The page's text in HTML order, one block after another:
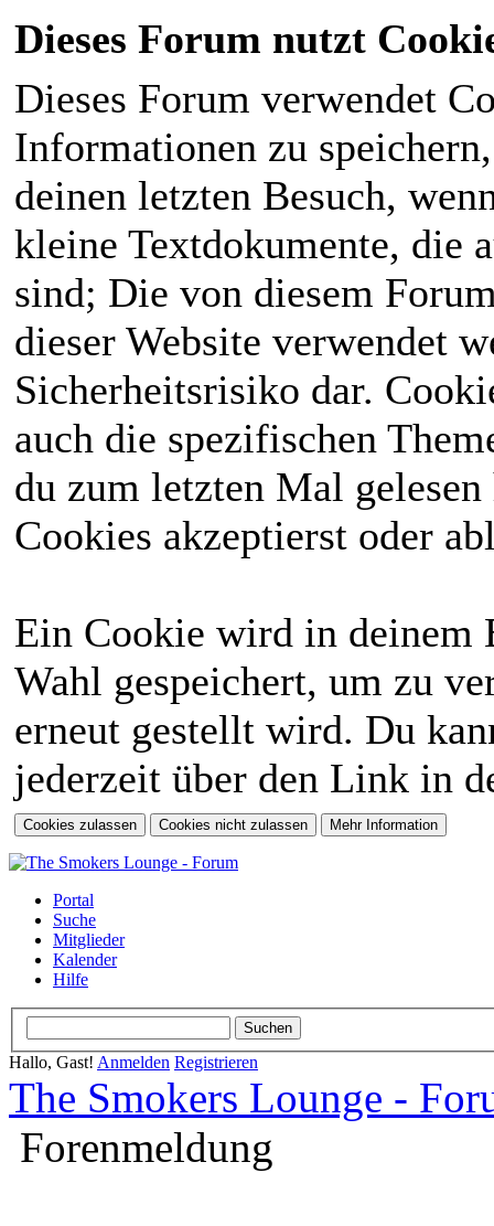
Dieses Forum nutzt
Dieses Forum verwendet
Informationen zu
deinen letzten Besuch,
kleine Textdokumente, die
sind; Die von diesem
dieser Website verwendet
Sicherheitsrisiko dar.
auch die spezifischen
du zum letzten Mal
Cookies akzeptierst oder
Ein Cookie wird in deinem
Wahl gespeichert, um zu
erneut gestellt wird. Du
jederzeit über den Link in
Portal
Suche
Mitglieder
Kalender
Hilfe
Hallo, Gast! Anmelden Registrieren
The Smokers Lounge -
Forenmeldung